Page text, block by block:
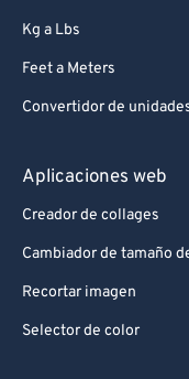
Kg a Lbs
Feet a Meters
Convertidor de
Aplicaciones web
Creador de collages
Cambiador de tamaño
Recortar imagen
Selector de color